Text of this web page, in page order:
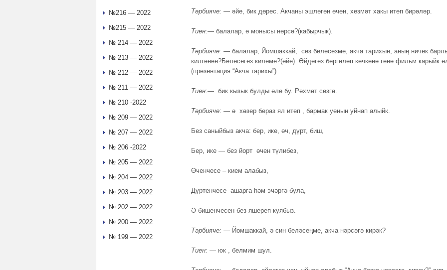
Тәрбияче: — әйе, бик дөрес. Акчаны эшләгән өчен, хезмәт хакы итеп бирәләр.
Тиен:— балалар, ә монысы нәрсә?(кабырчык).
Тәрбияче: — балалар, Йомшаккай, сез беләсезме, акча тарихын, аның ничек
килгәнен?Беләсегез киләме?(әйе). Әйдәгез бергәләп кечкенә генә фильм карыйк
(презентация “Акча тарихы”)
Тиен:— бик кызык булды әле бу. Рәхмәт сезгә.
Тәрбияче: — ә хәзер бераз ял итеп , бармак уенын уйнап алыйк.
Без саныйбыз акча: бер, ике, өч, дүрт, биш,
Бер, ике — без йорт өчен түлибез,
Өченчесе – кием алабыз,
Дүртенчесе ашарга һәм эчәргә була,
Ә бишенчесен без яшереп куябыз.
Тәрбияче: — Йомшаккай, ә син беләсеңме, акча нәрсәгә кирәк?
Тиен: — юк , белмим шул.
№216 — 2022
№215 — 2022
№ 214 — 2022
№ 213 — 2022
№ 212 — 2022
№ 211 — 2022
№ 210 -2022
№ 209 — 2022
№ 207 — 2022
№ 206 -2022
№ 205 — 2022
№ 204 — 2022
№ 203 — 2022
№ 202 — 2022
№ 200 — 2022
№ 199 — 2022